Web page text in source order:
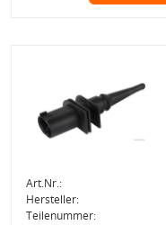
Art.Nr.:
Hersteller:
Teilenummer: